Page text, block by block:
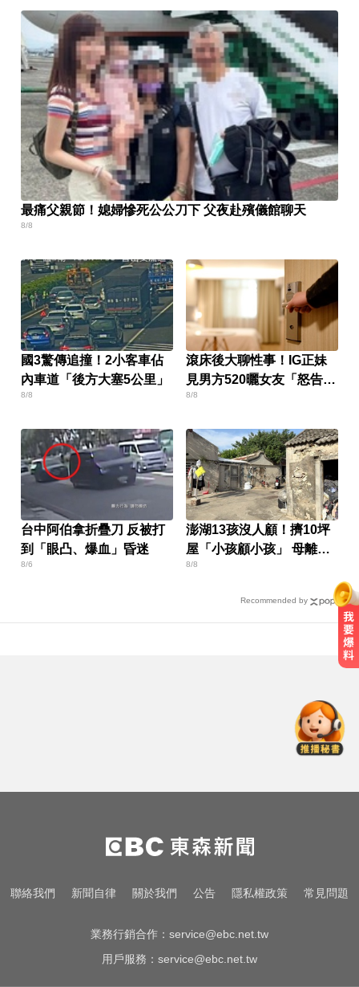
最痛父親節！媳婦慘死公公刀下 父夜赴殯儀館聊天
8/8
國3驚傳追撞！2小客車佔
內車道「後方大塞5公里」
8/8
滾床後大聊性事！IG正妹
見男方520曬女友「怒告性
侵」
8/8
台中阿伯拿折疊刀 反被打
到「眼凸、爆血」昏迷
8/6
澎湖13孩沒人顧！擠10坪
屋「小孩顧小孩」 母離家
帶走補助金
8/8
Recommended by
親密照瘋傳 他高調示愛
台指期夜盤狂飆736點 專家揭反彈
契機上看48000點
快訊／白海豚逼近！新竹縣尖石、
聯絡我們 新聞自律 關於我們 公告 隱私權政策 常見問題
業務行銷合作： service@ebc.net.tw
用戶服務： service@ebc.net.tw